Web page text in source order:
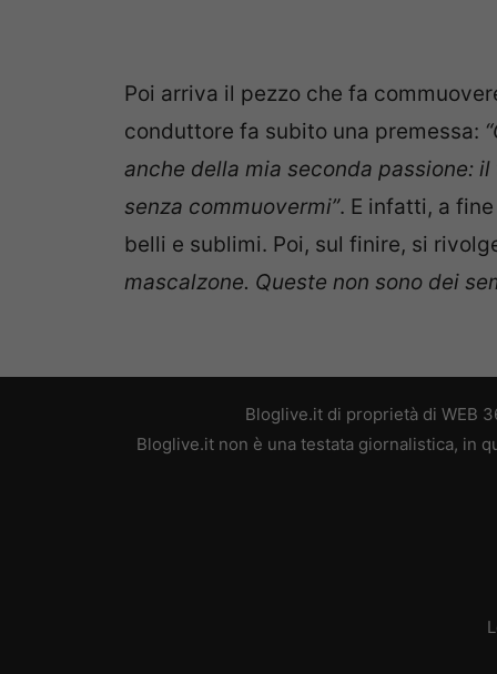
Poi arriva il pezzo che fa
conduttore fa subito una premessa:
anche della mia seconda passione:
senza commuovermi”. E infatti, a
belli e sublimi. Poi, sul finire, si
mascalzone. Queste non sono dei
Bloglive.it di proprietà di WEB
Bloglive.it non è una testata giornalistica, in